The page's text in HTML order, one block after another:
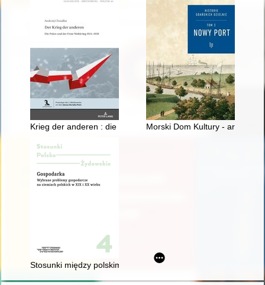
Krieg der anderen : die Polen und der Erste Weltkrieg 1914-
Morski Dom Kultury -
Stosunki między polskim i żydowskim ruchem spółdzielczym